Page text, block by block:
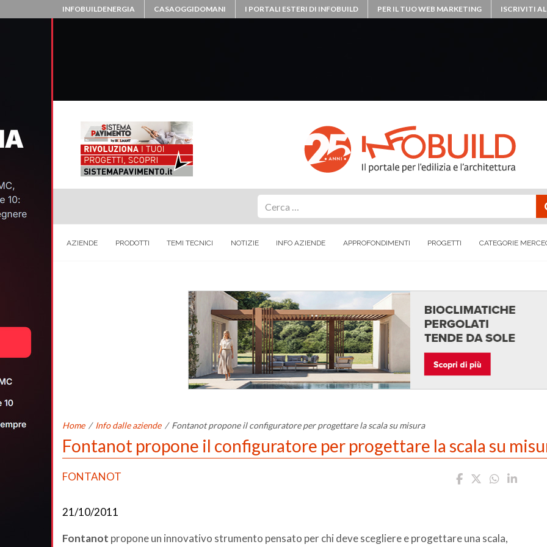
INFOBUILDENERGIA CASAOGGIDOMANI I PORTALI ESTERI DI INFOBUILD PER IL TUO WEB MARKETING ISCRIVITI
AZIENDE PRODOTTI TEMI TECNICI NOTIZIE INFO AZIENDE APPROFONDIMENTI PROGETTI CATEGORIE
Home / Info dalle aziende / Fontanot propone il configuratore per progettare la scala su misura
Fontanot propone il configuratore per progettare la scala su
FONTANOT
21/10/2011
Fontanot propone un innovativo strumento pensato per chi deve scegliere e progettare una scala,